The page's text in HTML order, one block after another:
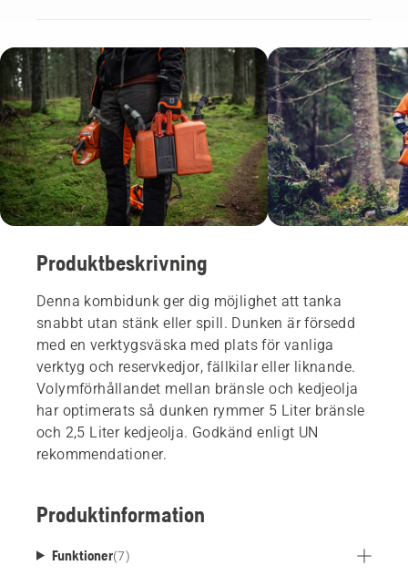
Produktbeskrivning
Denna kombidunk ger dig möjlighet att tanka
snabbt utan stänk eller spill. Dunken är försedd
med en verktygsväska med plats för vanliga
verktyg och reservkedjor, fällkilar eller liknande.
Volymförhållandet mellan bränsle och kedjeolja
har optimerats så dunken rymmer 5 Liter bränsle
och 2,5 Liter kedjeolja. Godkänd enligt UN
rekommendationer.
Produktinformation
Funktioner(7)